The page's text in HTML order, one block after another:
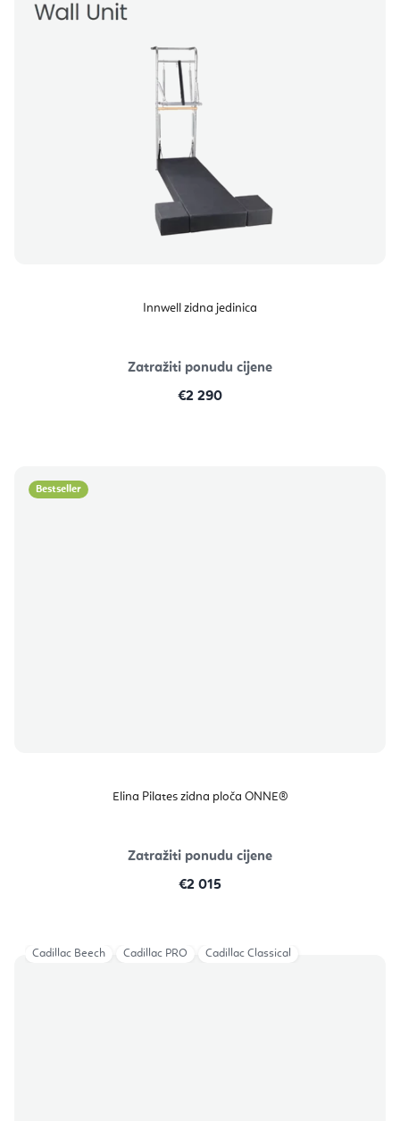
Innwell zidna jedinica
Zatražiti ponudu cijene
€2 290
Bestseller
Elina Pilates zidna ploča ONNE®
Zatražiti ponudu cijene
€2 015
Cadillac Beech Cadillac PRO Cadillac Classical